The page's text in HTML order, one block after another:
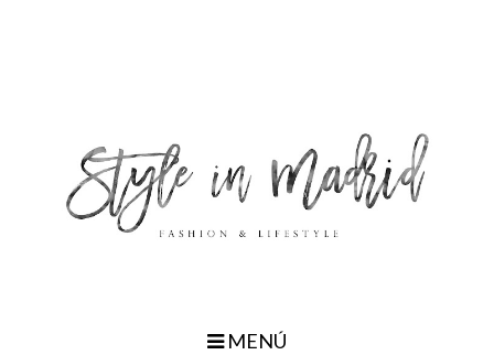
MENÚ